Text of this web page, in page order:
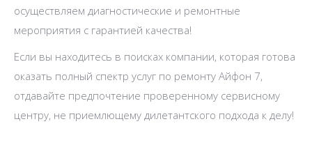
осуществляем диагностические и ремонтные
мероприятия с гарантией качества!
Если вы находитесь в поисках компании, которая готова
оказать полный спектр услуг по ремонту Айфон 7,
отдавайте предпочтение проверенному сервисному
центру, не приемлющему дилетантского подхода к делу!